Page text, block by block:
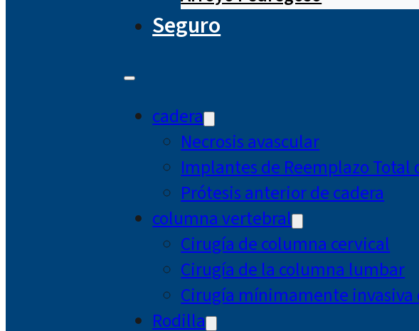
Seguro
cadera
Necrosis avascular
Implantes de Reemplazo Total
Prótesis anterior de cadera
columna vertebral
Cirugía de columna cervical
Cirugía de la columna lumbar
Cirugía mínimamente
Rodilla